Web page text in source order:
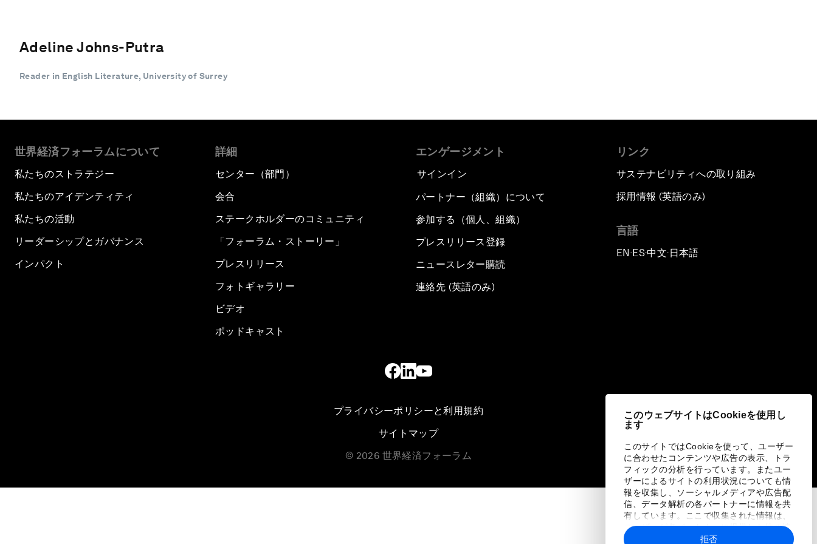
このウェブサイトはCookieを使用し
ます
このサイトではCookieを使って、ユーザー
に合わせたコンテンツや広告の表示、トラ
フィックの分析を行っています。またユー
ザーによるサイトの利用状況についても情
報を収集し、ソーシャルメディアや広告配
信、データ解析の各パートナーに情報を共
有しています。ここで収集された情報は、
ユーザーが各パートナーに提供した他の情
報や各パートナーのサービスを使用した際
拒否
Adeline Johns-Putra
Reader in English Literature, University of Surrey
世界経済フォーラムについて
私たちのストラテジー
私たちのアイデンティティ
私たちの活動
リーダーシップとガバナンス
インパクト
詳細
センター（部門）
会合
ステークホルダーのコミュニティ
「フォーラム・ストーリー」
プレスリリース
フォトギャラリー
ビデオ
ポッドキャスト
エンゲージメント
サインイン
パートナー（組織）について
参加する（個人、組織）
プレスリリース登録
ニュースレター購読
連絡先 (英語のみ)
リンク
サステナビリティへの取り組み
採用情報 (英語のみ)
言語
EN ▪ES▪中文▪ 日本語
プライバシーポリシーと利用規約
サイトマップ
© 2026 世界経済フォーラム